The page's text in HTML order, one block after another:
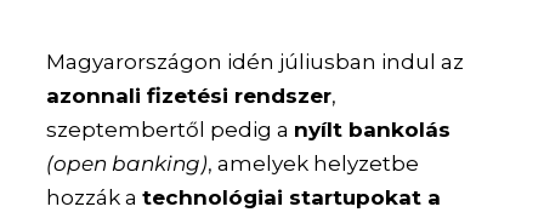
Magyarországon idén júliusban indul az
azonnali fizetési rendszer,
szeptembertől pedig a nyílt bankolás
(open banking), amelyek helyzetbe
hozzák atechnológiai startupokat a